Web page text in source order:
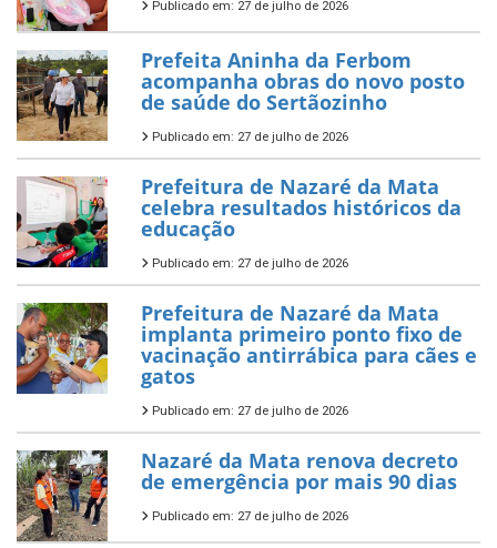
Publicado em: 27 de julho de 2026
Prefeita Aninha da Ferbom
acompanha obras do novo posto
de saúde do Sertãozinho
Publicado em: 27 de julho de 2026
Prefeitura de Nazaré da Mata
celebra resultados históricos da
educação
Publicado em: 27 de julho de 2026
Prefeitura de Nazaré da Mata
implanta primeiro ponto fixo de
vacinação antirrábica para cães e
gatos
Publicado em: 27 de julho de 2026
Nazaré da Mata renova decreto
de emergência por mais 90 dias
Publicado em: 27 de julho de 2026